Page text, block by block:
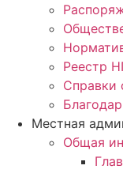
Реестр
Справки
Местная
Общая